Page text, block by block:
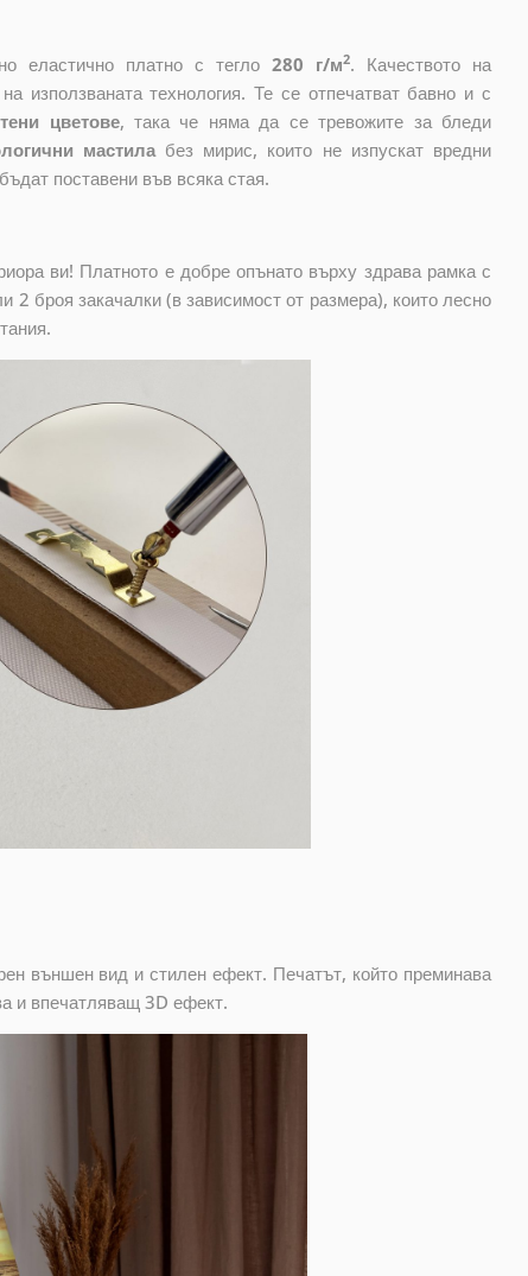
еластично платно с тегло 280 г/м2. Качеството на
използваната технология. Те се отпечатват бавно и с
цветове, така че няма да се тревожите за бледи
мастилабез мирис, които не изпускат вредни
поставени във всяка стая.
ви! Платното е добре опънато върху здрава рамка с
броя закачалки (в зависимост от размера), които лесно
външен вид и стилен ефект. Печатът, който преминава
и впечатляващ 3D ефект.